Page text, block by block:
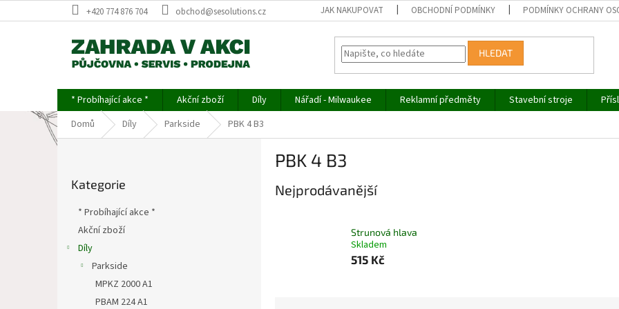
na
+420 774 876 704 obchod@sesolutions.cz JAK NAKUPOVAT OBCHODNÍ PODMÍNKY PODMÍNKY OCHRANY
HLEDAT
* Probíhající akce * Akční zboží Díly Nářadí - Milwaukee Reklamní předměty Stavební stroje
Domů
Díly Parkside PBK 4 B3
P
kategorie
Kategorie
* Probíhající akce *
Akční zboží
Díly
Parkside
MPKZ 2000 A1
PBAM 224 A1
PBK 4 B3
Nejprodávanější
Strunová hlava
Skladem
515 Kč